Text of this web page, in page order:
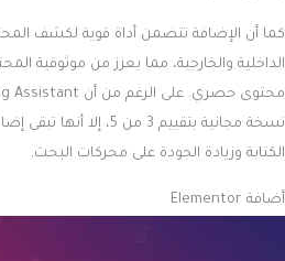
كما أن الإضافة تتضمن أداة قوية لكشف
الداخلية والخارجية، مما يعزز من موثوقية
نسخة مجانية بتقييم 3 من
الكتابة وزيادة الجودة على محركات البحث.
أضافة Elementor